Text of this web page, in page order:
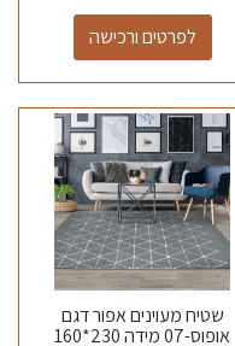
לפרטים ורכישה
שטיח מעוינים אפור דגם
אופוס-07 מידה 230*160